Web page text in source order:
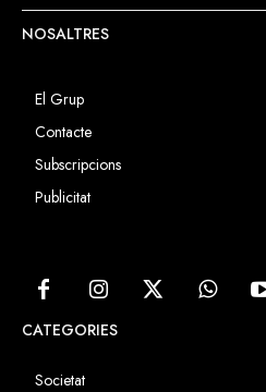
NOSALTRES
El Grup
Contacte
Subscripcions
Publicitat
CATEGORIES
Societat